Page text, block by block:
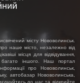
місту Нововолинськ.
наше місто, незалежно від
місця для відвідування,
багато іншого. Наш портал
про Нововолинськ,
автобазар Нововолинська,
до нас та відкрийте